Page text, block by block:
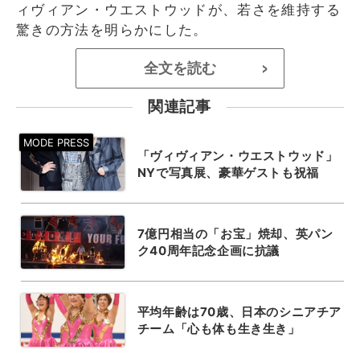
ィヴィアン・ウエストウッドが、若さを維持する
驚きの方法を明らかにした。
全文を読む >
関連記事
「ヴィヴィアン・ウエストウッド」
NYで写真展、豪華ゲストも祝福
7億円相当の「お宝」焼却、英パン
ク40周年記念企画に抗議
平均年齢は70歳、日本のシニアチア
チーム「心も体も生き生き」